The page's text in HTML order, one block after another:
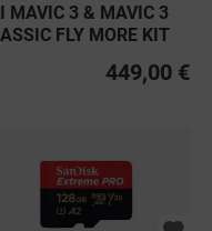
MAVIC 3 & MAVIC 3
FLY MORE KIT
449,00 €